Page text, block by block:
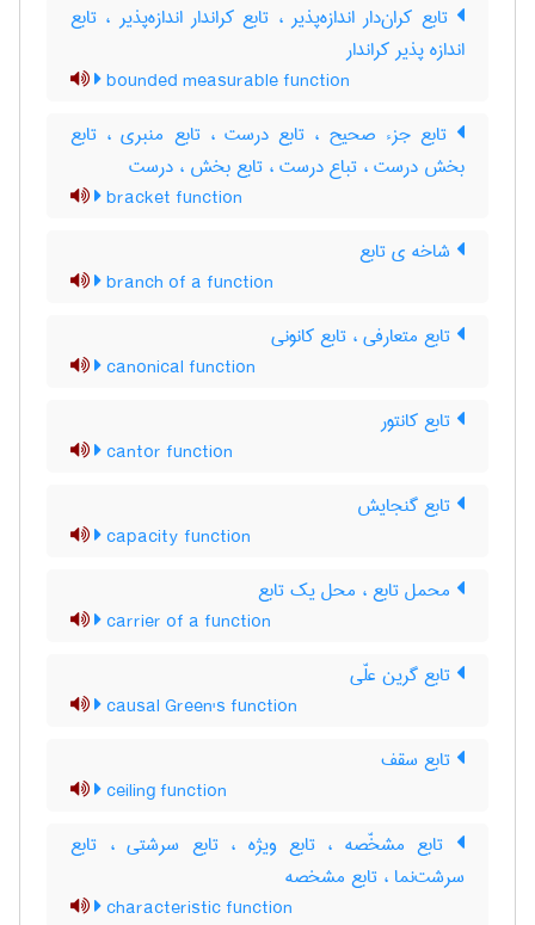
تابع کران‌دار اندازه‌پذیر ، تابع کراندار اندازه‌پذیر ، تابع
اندازه پذیر کراندار
bounded measurable function
تابع جزء صحیح ، تابع درست ، تابع منبری ، تابع
بخش درست ، تباع درست ، تابع بخش ، درست
bracket function
شاخه ی تابع
branch of a function
تابع متعارفی ، تابع کانونی
canonical function
تابع کانتور
cantor function
تابع گنجایش
capacity function
محمل تابع ، محل یک تابع
carrier of a function
تابع گرین علّی
causal Green's function
تابع سقف
ceiling function
تابع مشخّصه ، تابع ویژه ، تابع سرشتی ، تابع
سرشت‌نما ، تابع مشخصه
characteristic function